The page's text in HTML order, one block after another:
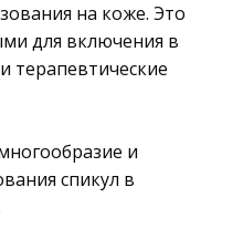
на коже. Это
для включения в
терапевтические
и
спикул в